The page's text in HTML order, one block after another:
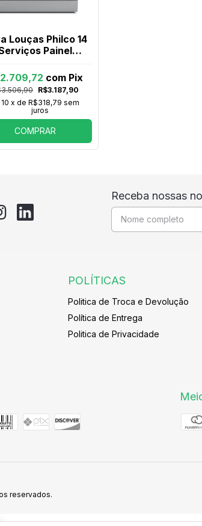
Louças Philco 14
Painel
R$3.187,90
com Pix
10 x de R$318,79 sem
juros
COMPRAR
Receba nossas
POLÍTICAS
Politica de Troca e Devolução
Política de Entrega
Politica de Privacidade
reservados.